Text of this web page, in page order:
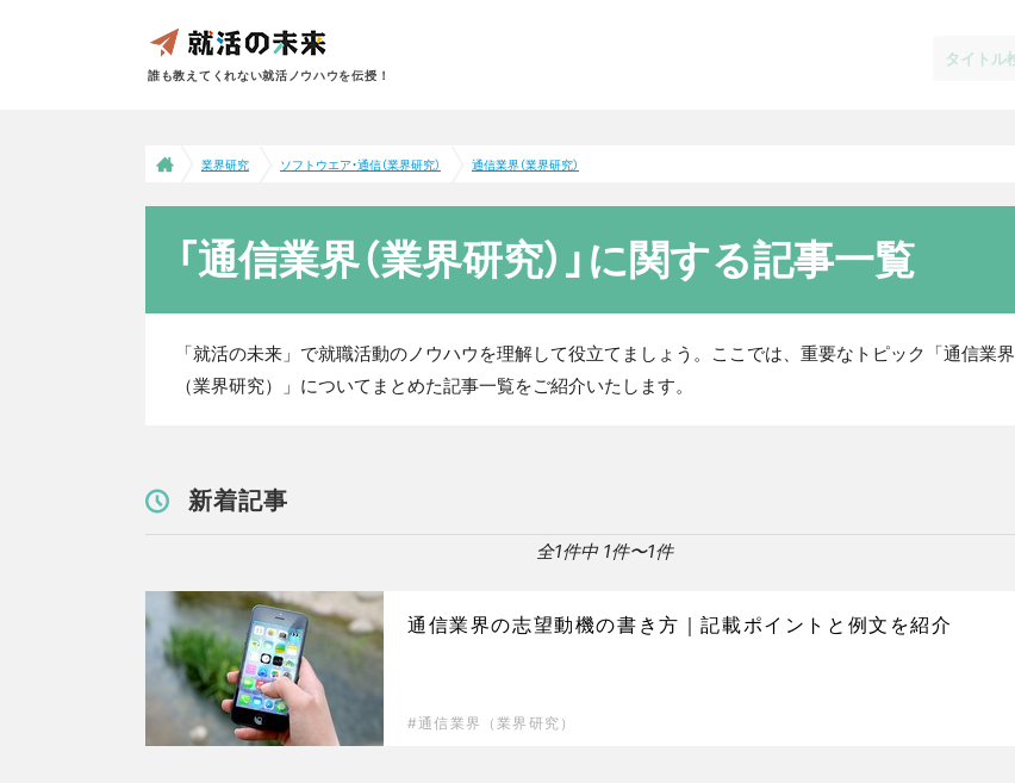
誰も教えてくれない就活ノウハウを伝授！
業界研究 ソフトウエア・通信（業界研究） 通信業界（業界研究）
「通信業界（業界研究）」に関する記事一覧
「就活の未来」で就職活動のノウハウを理解して役立てましょう。ここでは、重要なトピック「通信業界
（業界研究）」についてまとめた記事一覧をご紹介いたします。
新着記事
全1件中 1件〜1件
通信業界の志望動機の書き方｜記載ポイントと例文を紹介
通信業界（業界研究）